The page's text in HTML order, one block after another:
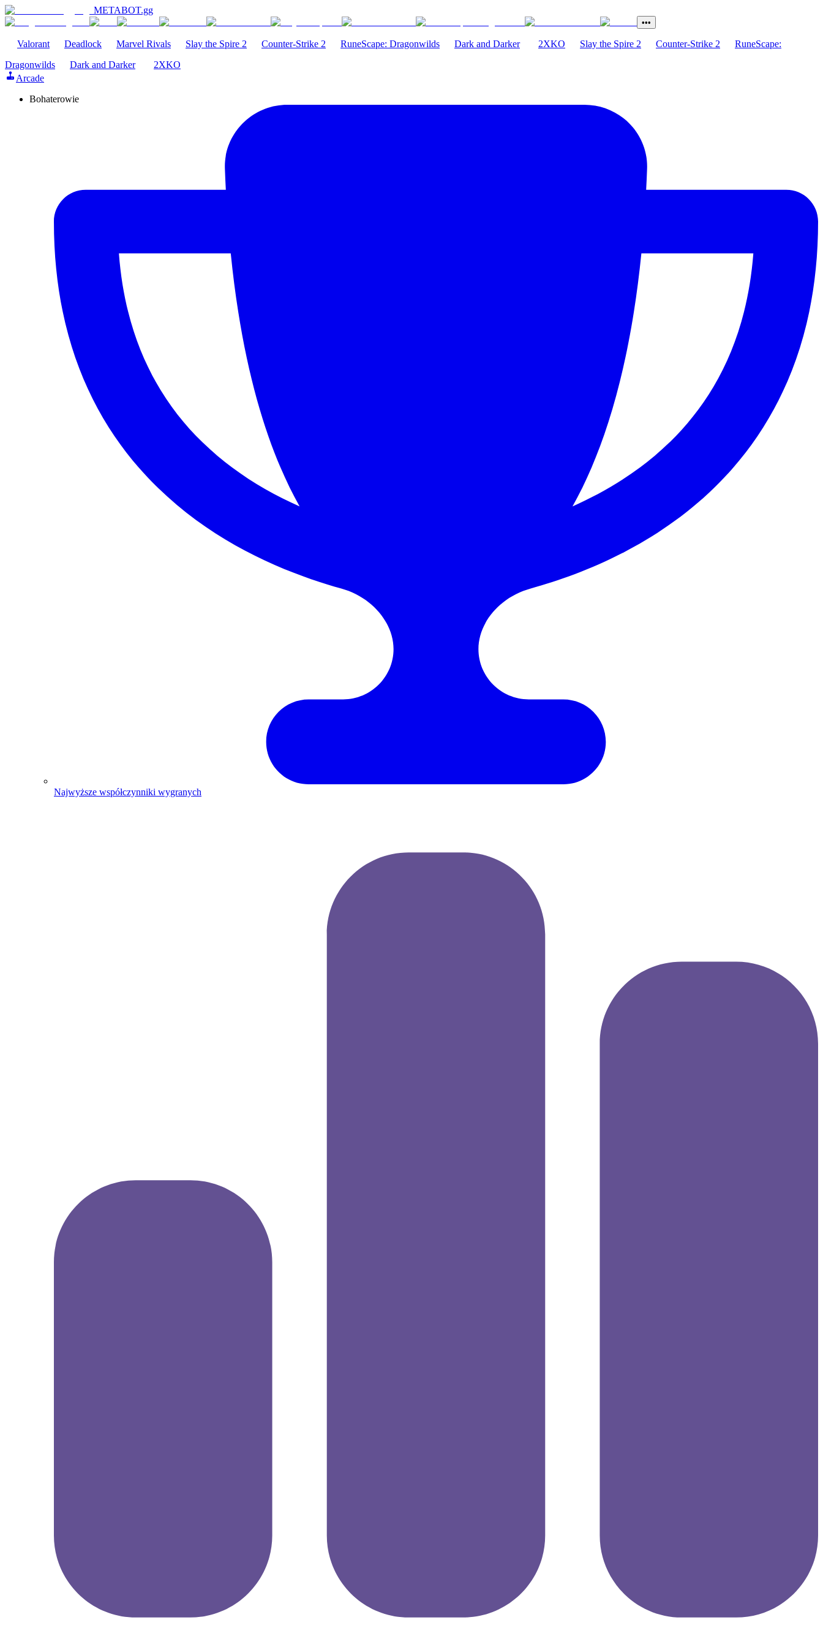
METABOT.gg
•••
Valorant Deadlock Marvel Rivals Slay the Spire 2 Counter-Strike 2 RuneScape: Dragonwilds Dark and Darker 2XKO Slay the Spire 2 Counter-Strike 2
RuneScape:
Dragonwilds
Dark and Darker
2XKO
Arcade
Bohaterowie
Najwyższe współczynniki wygranych